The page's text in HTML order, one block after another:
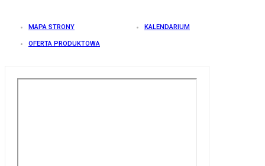
MAPA STRONY KALENDARIUM
OFERTA PRODUKTOWA